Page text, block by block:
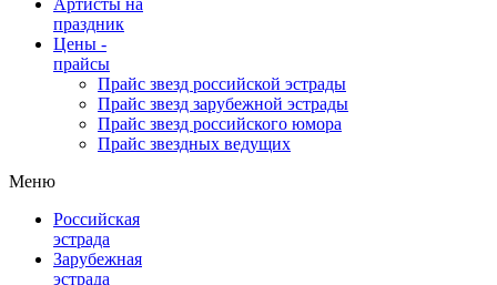
Артисты на
праздник
Цены -
прайсы
Прайс звезд российской эстрады
Прайс звезд зарубежной эстрады
Прайс звезд российского юмора
Прайс звездных ведущих
Меню
Российская
эстрада
Зарубежная
эстрада